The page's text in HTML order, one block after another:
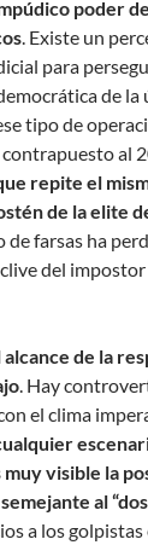
poder
. Existe un
para
de
tipo de
al
repite el
de la elite
de farsas ha
del
alcance de la
. Hay
el clima
visible la
al
a los